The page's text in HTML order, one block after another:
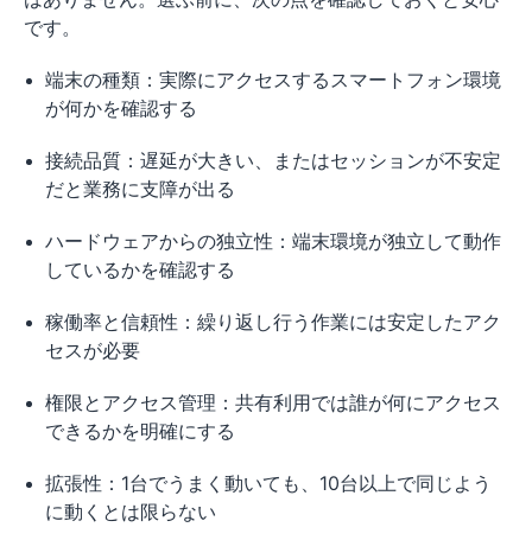
です。
端末の種類：実際にアクセスするスマートフォン環境
が何かを確認する
接続品質：遅延が大きい、またはセッションが不安定
だと業務に支障が出る
ハードウェアからの独立性：端末環境が独立して動作
しているかを確認する
稼働率と信頼性：繰り返し行う作業には安定したアク
セスが必要
権限とアクセス管理：共有利用では誰が何にアクセス
できるかを明確にする
拡張性：1台でうまく動いても、10台以上で同じよう
に動くとは限らない